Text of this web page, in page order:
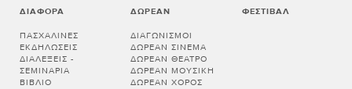
ΔΙΆΦΟΡΑ
ΠΑΣΧΑΛΙΝΈΣ
ΕΚΔΗΛΏΣΕΙΣ
ΔΙΑΛΕΞΕΙΣ -
ΣΕΜΙΝΑΡΙΑ
ΒΙΒΛΊΟ
ΔΩΡΕΆΝ
ΔΙΑΓΩΝΙΣΜΟΊ
ΔΩΡΕΆΝ ΣΙΝΕΜΆ
ΔΩΡΕΆΝ ΘΈΑΤΡΟ
ΔΩΡΕΆΝ ΜΟΥΣΙΚΉ
ΔΩΡΕΆΝ ΧΟΡΌΣ
ΦΕΣΤΙΒΆΛ